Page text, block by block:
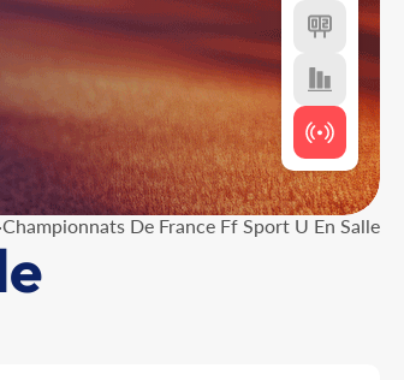
Championnats De France Ff Sport U En Salle